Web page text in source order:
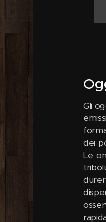
Gli oggetti di Herbig-Haro (detti anche oggetti di HH; sigla di catalogo HH) sono una categoria di nebulose a emissione debolmente luminose visibili all'interno o ai margini delle regioni di formazione stellare. Si formano quando gas ionizzato (spesso allo stato di plasma), espulso sotto forma di getti in corrispondenza dei poli di stelle in fase di formazione, collide con nubi più dense di gas e polveri a velocità supersoniche. Le onde d'urto generate dalla collisione eccitano gli atomi del